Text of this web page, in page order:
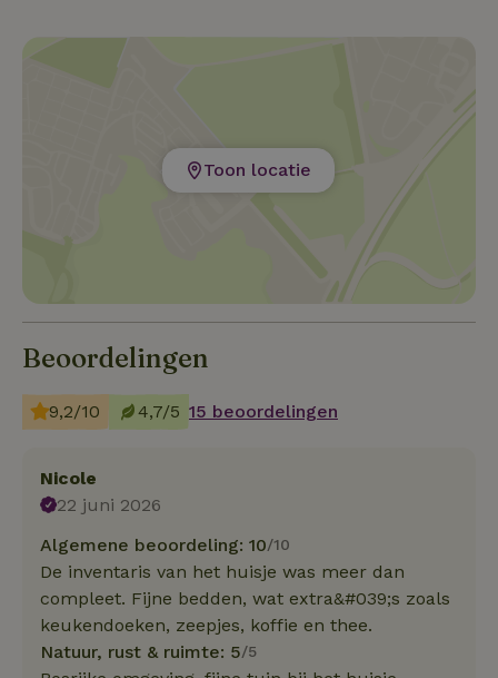
Toon locatie
Beoordelingen
9,2/10 4,7/5 15 beoordelingen
Nicole
22 juni 2026
Algemene beoordeling: 10/10
De inventaris van het huisje was meer dan
compleet. Fijne bedden, wat extra&#039;s zoals
keukendoeken, zeepjes, koffie en thee.
Natuur, rust & ruimte: 5/5